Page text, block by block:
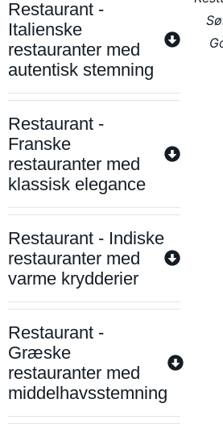
Restaurant -
Italienske
restauranter med
autentisk stemning
Restaurant -
Franske
restauranter med
klassisk elegance
Restaurant - Indiske
restauranter med
varme krydderier
Restaurant -
Græske
restauranter med
middelhavsstemning